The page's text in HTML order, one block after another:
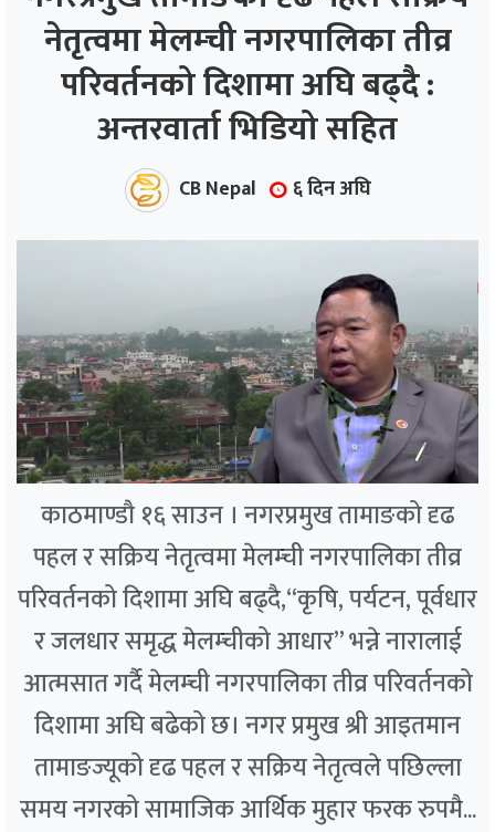
नेतृत्वमा मेलम्ची नगरपालिका तीव्र
परिवर्तनको दिशामा अघि बढ्दै :
अन्तरवार्ता भिडियो सहित
CB Nepal ६ दिन अघि
काठमाण्डौ १६ साउन । नगरप्रमुख तामाङको दृढ
पहल र सक्रिय नेतृत्वमा मेलम्ची नगरपालिका तीव्र
परिवर्तनको दिशामा अघि बढ्दै,“कृषि, पर्यटन, पूर्वधार
र जलधार समृद्ध मेलम्चीको आधार” भन्ने नारालाई
आत्मसात गर्दै मेलम्ची नगरपालिका तीव्र परिवर्तनको
दिशामा अघि बढेको छ। नगर प्रमुख श्री आइतमान
तामाङज्यूको दृढ पहल र सक्रिय नेतृत्वले पछिल्ला
समय नगरको सामाजिक आर्थिक मुहार फरक रुपमै...